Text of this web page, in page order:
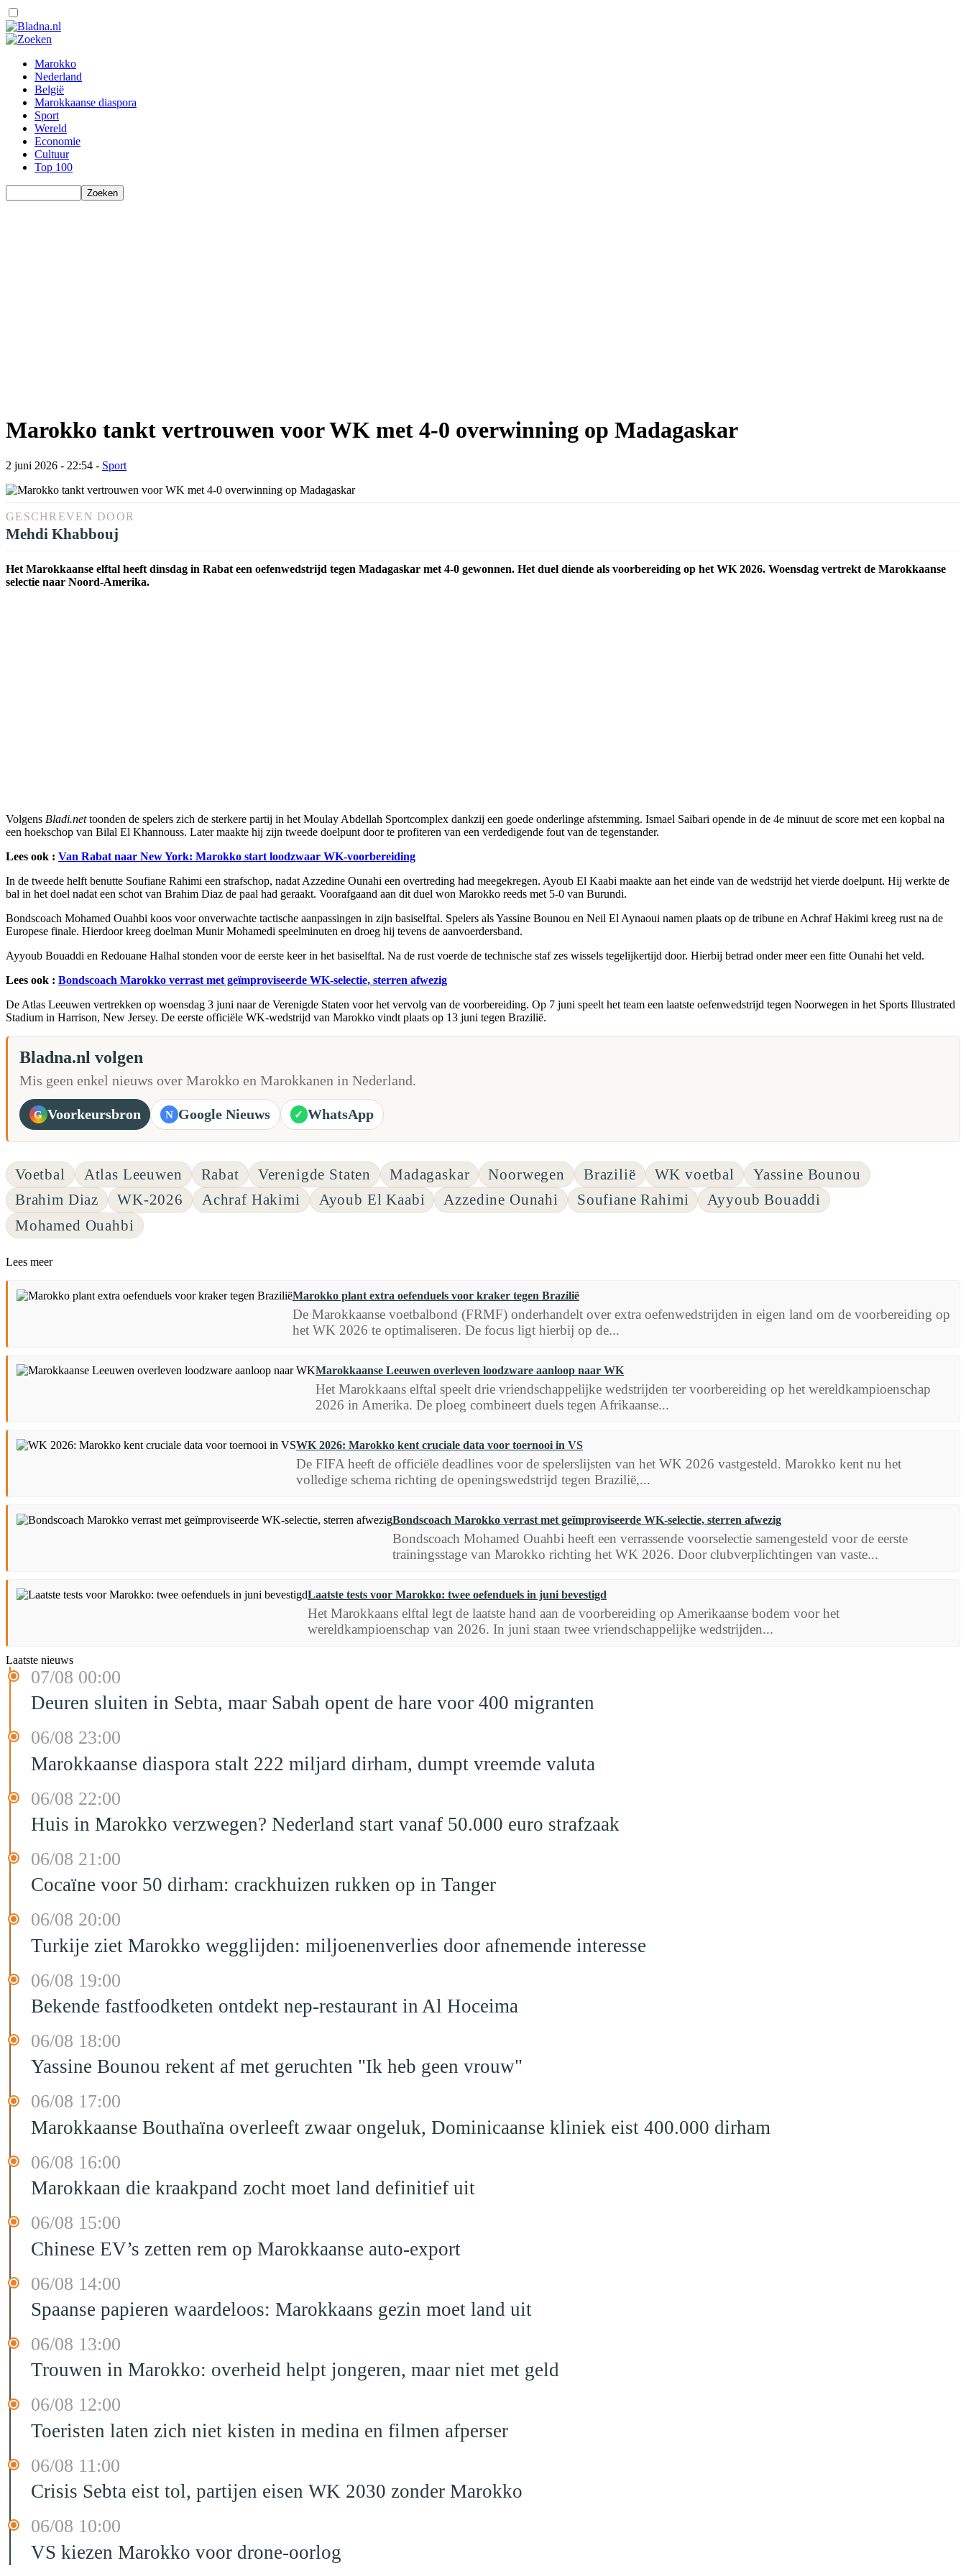
Marokko
Nederland
België
Marokkaanse diaspora
Sport
Wereld
Economie
Cultuur
Top 100
Marokko tankt vertrouwen voor WK met 4-0 overwinning op Madagaskar
2 juni 2026 - 22:54 - Sport
GESCHREVEN DOOR
Mehdi Khabbouj
Het Marokkaanse elftal heeft dinsdag in Rabat een oefenwedstrijd tegen Madagaskar met 4-0 gewonnen. Het duel diende als voorbereiding op het WK 2026. Woensdag vertrekt de Marokkaanse
selectie naar Noord-Amerika.
Volgens Bladi.nettoonden de spelers zich de sterkere partij in het Moulay Abdellah Sportcomplex dankzij een goede onderlinge afstemming. Ismael Saibari opende in de 4e minuut de score met een kopbal na
een hoekschop van Bilal El Khannouss. Later maakte hij zijn tweede doelpunt door te profiteren van een verdedigende fout van de tegenstander.
Lees ook : Van Rabat naar New York: Marokko start loodzwaar WK-voorbereiding
In de tweede helft benutte Soufiane Rahimi een strafschop, nadat Azzedine Ounahi een overtreding had meegekregen. Ayoub El Kaabi maakte aan het einde van de wedstrijd het vierde doelpunt. Hij werkte de
bal in het doel nadat een schot van Brahim Diaz de paal had geraakt. Voorafgaand aan dit duel won Marokko reeds met 5-0 van Burundi.
Bondscoach Mohamed Ouahbi koos voor onverwachte tactische aanpassingen in zijn basiselftal. Spelers als Yassine Bounou en Neil El Aynaoui namen plaats op de tribune en Achraf Hakimi kreeg rust na de
Europese finale. Hierdoor kreeg doelman Munir Mohamedi speelminuten en droeg hij tevens de aanvoerdersband.
Ayyoub Bouaddi en Redouane Halhal stonden voor de eerste keer in het basiselftal. Na de rust voerde de technische staf zes wissels tegelijkertijd door. Hierbij betrad onder meer een fitte Ounahi het veld.
Lees ook : Bondscoach Marokko verrast met geïmproviseerde WK-selectie, sterren afwezig
De Atlas Leeuwen vertrekken op woensdag 3 juni naar de Verenigde Staten voor het vervolg van de voorbereiding. Op 7 juni speelt het team een laatste oefenwedstrijd tegen Noorwegen in het Sports Illustrated
Stadium in Harrison, New Jersey. De eerste officiële WK-wedstrijd van Marokko vindt plaats op 13 juni tegen Brazilië.
Bladna.nl volgen
Mis geen enkel nieuws over Marokko en Marokkanen in Nederland.
G Voorkeursbron N Google Nieuws ✓ WhatsApp
Voetbal Atlas Leeuwen Rabat Verenigde Staten Madagaskar Noorwegen Brazilië WK voetbal
Yassine Bounou
Brahim Diaz
WK-2026 Achraf Hakimi Ayoub El Kaabi Azzedine Ounahi Soufiane Rahimi
Ayyoub Bouaddi
Mohamed Ouahbi
Lees meer
Marokko plant extra oefenduels voor kraker tegen Brazilië
De Marokkaanse voetbalbond (FRMF) onderhandelt over extra oefenwedstrijden in eigen land om de voorbereiding op
het WK 2026 te optimaliseren. De focus ligt hierbij op de...
Marokkaanse Leeuwen overleven loodzware aanloop naar WK
Het Marokkaans elftal speelt drie vriendschappelijke wedstrijden ter voorbereiding op het wereldkampioenschap
2026 in Amerika. De ploeg combineert duels tegen Afrikaanse...
WK 2026: Marokko kent cruciale data voor toernooi in VS
De FIFA heeft de officiële deadlines voor de spelerslijsten van het WK 2026 vastgesteld. Marokko kent nu het
volledige schema richting de openingswedstrijd tegen Brazilië,...
Bondscoach Marokko verrast met geïmproviseerde WK-selectie, sterren afwezig
Bondscoach Mohamed Ouahbi heeft een verrassende voorselectie samengesteld voor de eerste
trainingsstage van Marokko richting het WK 2026. Door clubverplichtingen van vaste...
Laatste tests voor Marokko: twee oefenduels in juni bevestigd
Het Marokkaans elftal legt de laatste hand aan de voorbereiding op Amerikaanse bodem voor het
wereldkampioenschap van 2026. In juni staan twee vriendschappelijke wedstrijden...
Laatste nieuws
07/08 00:00
Deuren sluiten in Sebta, maar Sabah opent de hare voor 400 migranten
06/08 23:00
Marokkaanse diaspora stalt 222 miljard dirham, dumpt vreemde valuta
06/08 22:00
Huis in Marokko verzwegen? Nederland start vanaf 50.000 euro strafzaak
06/08 21:00
Cocaïne voor 50 dirham: crackhuizen rukken op in Tanger
06/08 20:00
Turkije ziet Marokko wegglijden: miljoenenverlies door afnemende interesse
06/08 19:00
Bekende fastfoodketen ontdekt nep-restaurant in Al Hoceima
06/08 18:00
Yassine Bounou rekent af met geruchten "Ik heb geen vrouw"
06/08 17:00
Marokkaanse Bouthaïna overleeft zwaar ongeluk, Dominicaanse kliniek eist 400.000 dirham
06/08 16:00
Marokkaan die kraakpand zocht moet land definitief uit
06/08 15:00
Chinese EV’s zetten rem op Marokkaanse auto-export
06/08 14:00
Spaanse papieren waardeloos: Marokkaans gezin moet land uit
06/08 13:00
Trouwen in Marokko: overheid helpt jongeren, maar niet met geld
06/08 12:00
Toeristen laten zich niet kisten in medina en filmen afperser
06/08 11:00
Crisis Sebta eist tol, partijen eisen WK 2030 zonder Marokko
06/08 10:00
VS kiezen Marokko voor drone-oorlog